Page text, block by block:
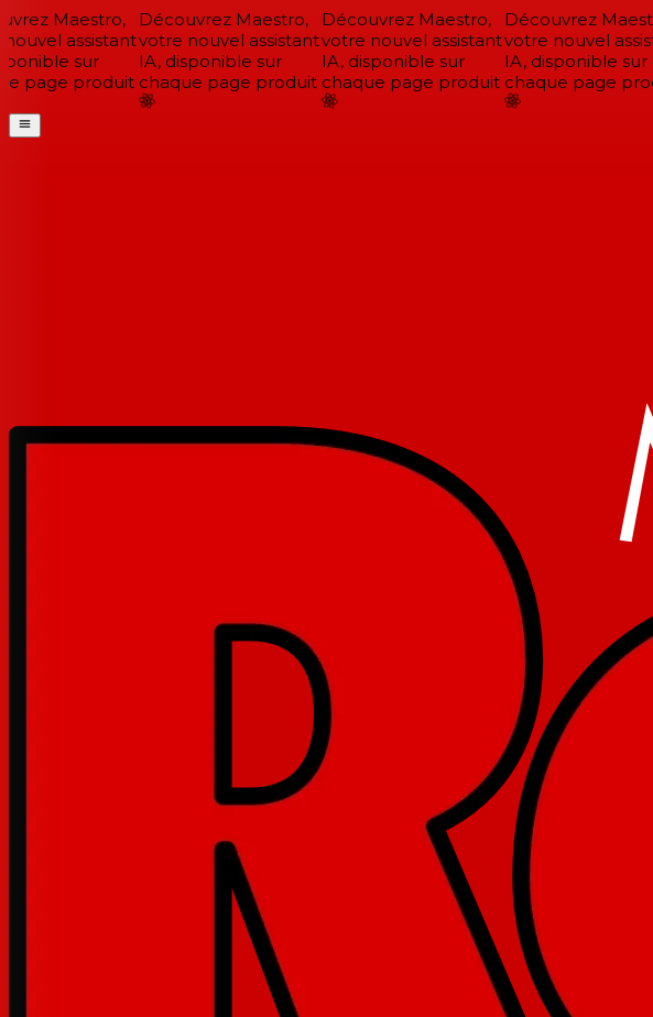
Maestro,
assistant
sur
page produit
Découvrez Maestro,
votre nouvel assistant
IA, disponible sur
chaque page produit
Découvrez Maestro,
votre nouvel assistant
IA, disponible sur
chaque page produit
Découvrez
votre nouvel
IA, disponible sur
chaque page